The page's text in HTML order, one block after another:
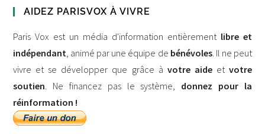
AIDEZ PARISVOX À VIVRE
Paris Vox est un média d'information entièrement libre et
indépendant, animé par une équipe de bénévoles. Il ne peut
vivre et se développer que grâce à votre aideet votre
soutien. Ne financez pas le système, donnez pour la
réinformation !